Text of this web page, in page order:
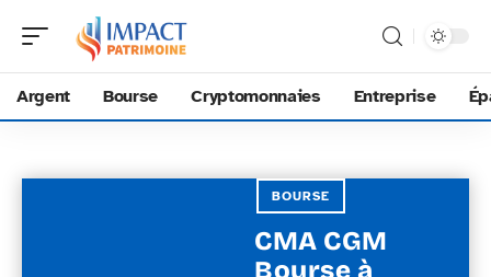
Argent Bourse Cryptomonnaies Entreprise
BOURSE
CMA CGM
Bourse à